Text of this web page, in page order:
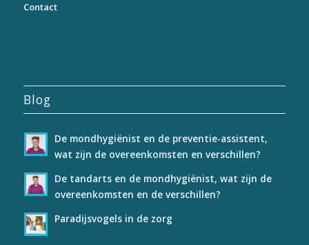
Contact
Blog
De mondhygiënist en de preventie-assistent,
wat zijn de overeenkomsten en verschillen?
De tandarts en de mondhygiënist, wat zijn de
overeenkomsten en de verschillen?
Paradijsvogels in de zorg